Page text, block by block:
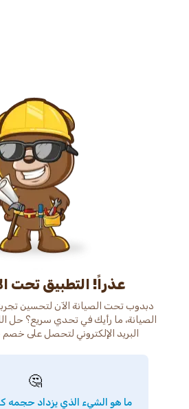
عذراً! التطبيق تحت
دبدوب تحت الصيانة الآن لتحسين
الصيانة، ما رأيك في تحدي سريع؟ حل
البريد الإلكتروني لتحصل على
🤔
ما هو الشيء الذي يزداد حجمه